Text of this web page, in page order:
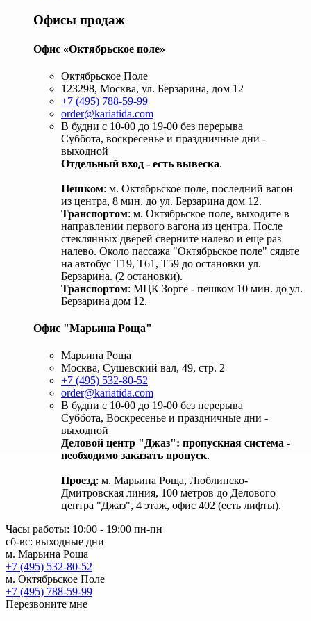
Офисы продаж
Офис «Октябрьское поле»
Октябрьское Поле
123298, Москва, ул. Берзарина, дом 12
+7 (495) 788-59-99
order@kariatida.com
В будни с 10-00 до 19-00 без перерыва
Суббота, воскресенье и праздничные дни -
выходной
Отдельный вход - есть вывеска.
Пешком: м. Октябрьское поле, последний вагон
из центра, 8 мин. до ул. Берзарина дом 12.
Транспортом: м. Октябрьское поле, выходите в
направлении первого вагона из центра. После
стеклянных дверей сверните налево и еще раз
налево. Около пассажа "Октябрьское поле" сядьте
на автобус Т19, Т61, Т59 до остановки ул.
Берзарина. (2 остановки).
Транспортом: МЦК Зорге - пешком 10 мин. до ул.
Берзарина дом 12.
Офис "Марьина Роща"
Марьина Роща
Москва, Сущевский вал, 49, стр. 2
+7 (495) 532-80-52
order@kariatida.com
В будни с 10-00 до 19-00 без перерыва
Суббота, Воскресенье и праздничные дни -
выходной
Деловой центр "Джаз": пропускная система -
необходимо заказать пропуск.
Проезд: м. Марьина Роща, Люблинско-
Дмитровская линия, 100 метров до Делового
центра "Джаз", 4 этаж, офис 402 (есть лифты).
Часы работы: 10:00 - 19:00 пн-пн
сб-вс: выходные дни
м. Марьина Роща
+7 (495) 532-80-52
м. Октябрьское Поле
+7 (495) 788-59-99
Перезвоните мне